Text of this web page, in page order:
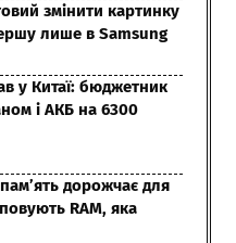
змінити картинку
лише в Samsung
у Китаї: бюджетник
і АКБ на 6300
дорожчає для
RAM, яка